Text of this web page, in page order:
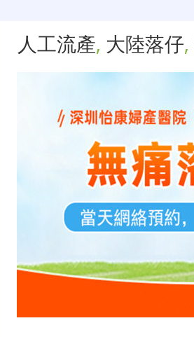
人工流產, 大陸落仔,